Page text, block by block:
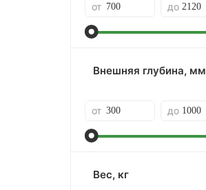
от до
Внешняя глубина, мм
от до
Вес, кг